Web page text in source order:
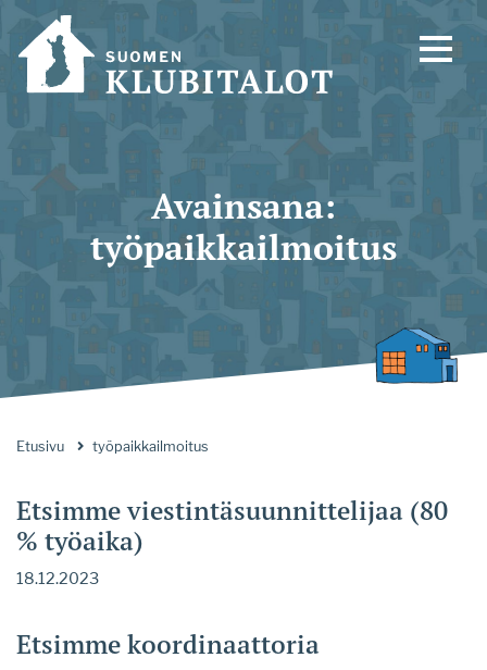
Avainsana:
työpaikkailmoitus
Etusivu työpaikkailmoitus
Etsimme viestintäsuunnittelijaa (80
% työaika)
18.12.2023
Etsimme koordinaattoria